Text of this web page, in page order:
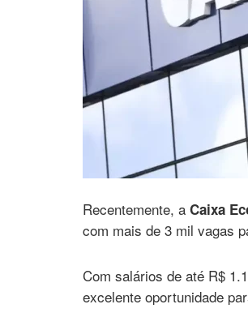
Recentemente, a Caixa
com mais de 3 mil vagas
Com salários de até R$
excelente oportunidade